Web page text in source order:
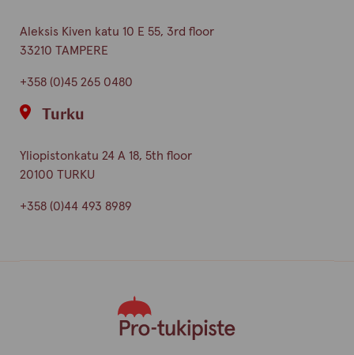
Aleksis Kiven katu 10 E 55, 3rd floor
33210 TAMPERE
+358 (0)45 265 0480
Turku
Yliopistonkatu 24 A 18, 5th floor
20100 TURKU
+358 (0)44 493 8989